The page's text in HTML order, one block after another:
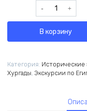
Количество
товара
(новый)
В корзину
Категория: Исторические
Хургады Экскурсии по